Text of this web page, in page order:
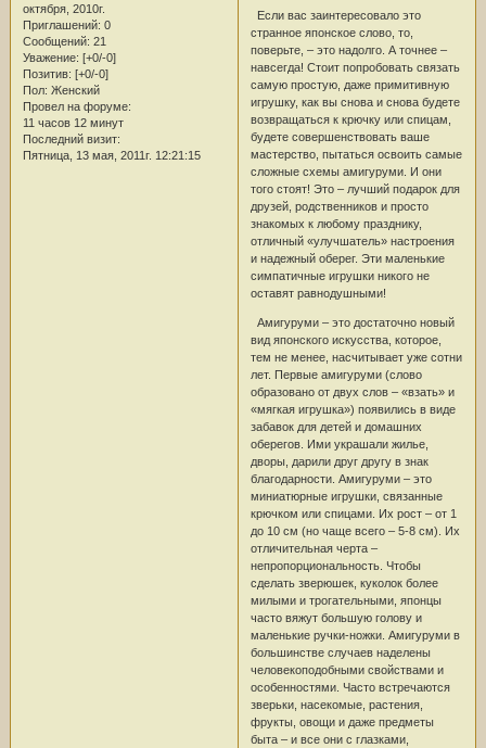
октября, 2010г.
Приглашений: 0
Сообщений: 21
Уважение: [+0/-0]
Позитив: [+0/-0]
Пол: Женский
Провел на форуме:
11 часов 12 минут
Последний визит:
Пятница, 13 мая, 2011г. 12:21:15
Если вас заинтересовало это
странное японское слово, то,
поверьте, – это надолго. А точнее –
навсегда! Стоит попробовать связать
самую простую, даже примитивную
игрушку, как вы снова и снова будете
возвращаться к крючку или спицам,
будете совершенствовать ваше
мастерство, пытаться освоить самые
сложные схемы амигуруми. И они
того стоят! Это – лучший подарок для
друзей, родственников и просто
знакомых к любому празднику,
отличный «улучшатель» настроения
и надежный оберег. Эти маленькие
симпатичные игрушки никого не
оставят равнодушными!
Амигуруми – это достаточно новый
вид японского искусства, которое,
тем не менее, насчитывает уже сотни
лет. Первые амигуруми (слово
образовано от двух слов – «взать» и
«мягкая игрушка») появились в виде
забавок для детей и домашних
оберегов. Ими украшали жилье,
дворы, дарили друг другу в знак
благодарности. Амигуруми – это
миниатюрные игрушки, связанные
крючком или спицами. Их рост – от 1
до 10 см (но чаще всего – 5-8 см). Их
отличительная черта –
непропорциональность. Чтобы
сделать зверюшек, куколок более
милыми и трогательными, японцы
часто вяжут большую голову и
маленькие ручки-ножки. Амигуруми в
большинстве случаев наделены
человекоподобными свойствами и
особенностями. Часто встречаются
зверьки, насекомые, растения,
фрукты, овощи и даже предметы
быта – и все они с глазками,